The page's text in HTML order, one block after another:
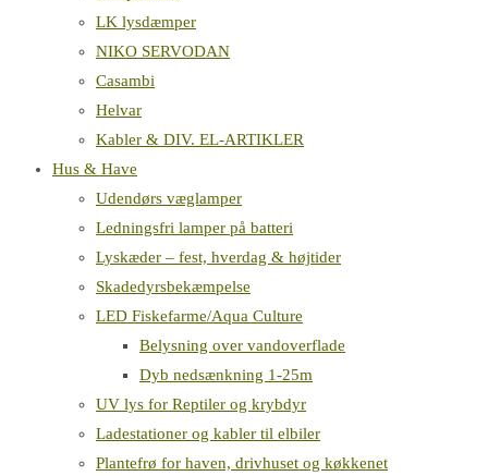
LK lysdæmper
NIKO SERVODAN
Casambi
Helvar
Kabler & DIV. EL-ARTIKLER
Hus & Have
Udendørs væglamper
Ledningsfri lamper på batteri
Lyskæder – fest, hverdag & højtider
Skadedyrsbekæmpelse
LED Fiskefarme/Aqua Culture
Belysning over vandoverflade
Dyb nedsænkning 1-25m
UV lys for Reptiler og krybdyr
Ladestationer og kabler til elbiler
Plantefrø for haven, drivhuset og køkkenet